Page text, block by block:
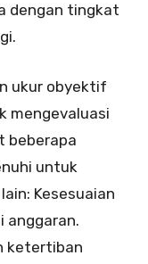
dengan tingkat
ukur obyektif
mengevaluasi
beberapa
untuk
Kesesuaian
anggaran.
ketertiban